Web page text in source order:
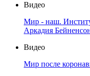
Видео
Мир - наш.
Аркадия
Видео
Мир после